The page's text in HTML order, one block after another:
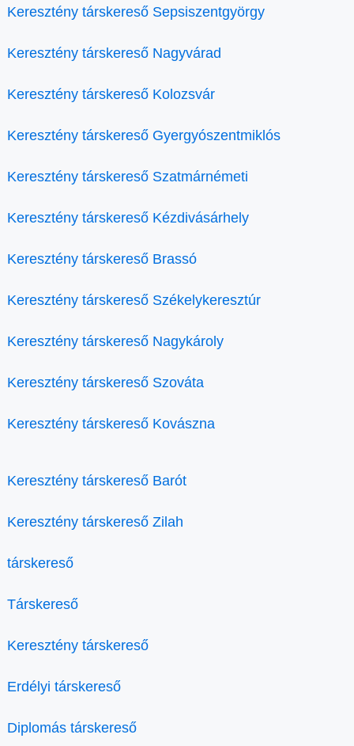
Keresztény társkereső Sepsiszentgyörgy
Keresztény társkereső Nagyvárad
Keresztény társkereső Kolozsvár
Keresztény társkereső Gyergyószentmiklós
Keresztény társkereső Szatmárnémeti
Keresztény társkereső Kézdivásárhely
Keresztény társkereső Brassó
Keresztény társkereső Székelykeresztúr
Keresztény társkereső Nagykároly
Keresztény társkereső Szováta
Keresztény társkereső Kovászna
Keresztény társkereső Barót
Keresztény társkereső Zilah
társkereső
Társkereső
Keresztény társkereső
Erdélyi társkereső
Diplomás társkereső